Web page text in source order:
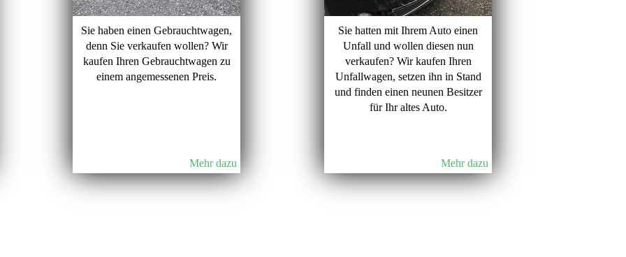
Sie haben einen Gebrauchtwagen,
denn Sie verkaufen wollen? Wir
kaufen Ihren Gebrauchtwagen zu
einem angemessenen Preis.
Mehr dazu
Sie hatten mit Ihrem Auto einen
Unfall und wollen diesen nun
verkaufen? Wir kaufen Ihren
Unfallwagen, setzen ihn in Stand
und finden einen neunen Besitzer
für Ihr altes Auto.
Mehr dazu